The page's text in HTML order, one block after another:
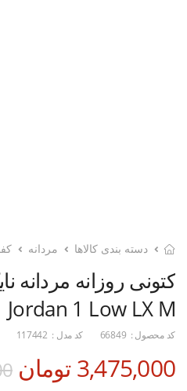
دسته بندی کالاها مردانه
Jordan 1 Low LX M
کد محصول : 66849 کد مدل : 117442
3,475,000 تومان